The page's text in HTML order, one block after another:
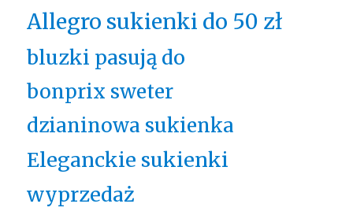
Allegro sukienki do 50 zł
bluzki pasują do
bonprix sweter
dzianinowa sukienka
Eleganckie sukienki
wyprzedaż